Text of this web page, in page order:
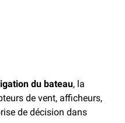
du bateau, la
de vent, afficheurs,
de décision dans